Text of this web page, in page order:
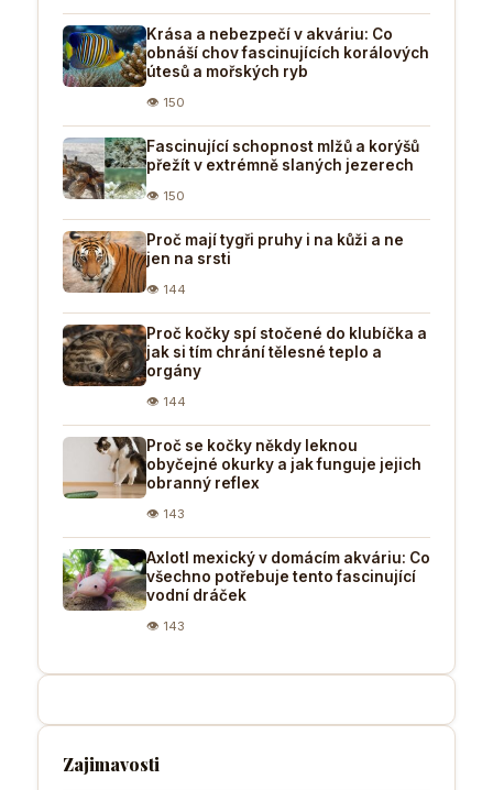
Krása a nebezpečí v akváriu: Co
obnáší chov fascinujících korálových
útesů a mořských ryb
👁 150
Fascinující schopnost mlžů a korýšů
přežít v extrémně slaných jezerech
👁 150
Proč mají tygři pruhy i na kůži a ne
jen na srsti
👁 144
Proč kočky spí stočené do klubíčka a
jak si tím chrání tělesné teplo a
orgány
👁 144
Proč se kočky někdy leknou
obyčejné okurky a jak funguje jejich
obranný reflex
👁 143
Axlotl mexický v domácím akváriu: Co
všechno potřebuje tento fascinující
vodní dráček
👁 143
Zajimavosti